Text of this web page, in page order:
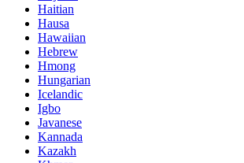
Haitian
Hausa
Hawaiian
Hebrew
Hmong
Hungarian
Icelandic
Igbo
Javanese
Kannada
Kazakh